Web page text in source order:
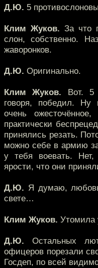
Д.Ю. 5
Клим Жуков. За что
слон, собственно.
жаворонков.
Д.Ю. Оригинально.
Клим Жуков. Вот. 5
говоря, победил.
очень
практически
принялись резать.
можно себе в армию
у тебя воевать.
ярости, что они
Д.Ю. Я думаю,
свете…
Клим Жуков. Утомила
Д.Ю. Остальных
офицеров порезали
Госдеп, по всей